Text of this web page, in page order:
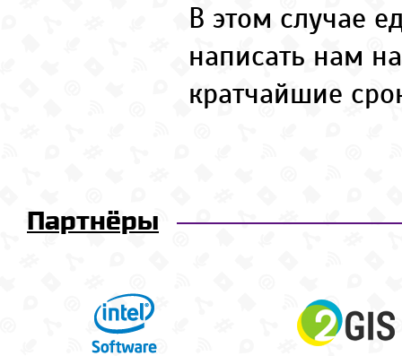
В этом случае
написать нам
кратчайшие
Партнёры